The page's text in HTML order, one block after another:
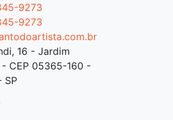
9273
9273
16 - Jardim
CEP 05365-160 -
SP